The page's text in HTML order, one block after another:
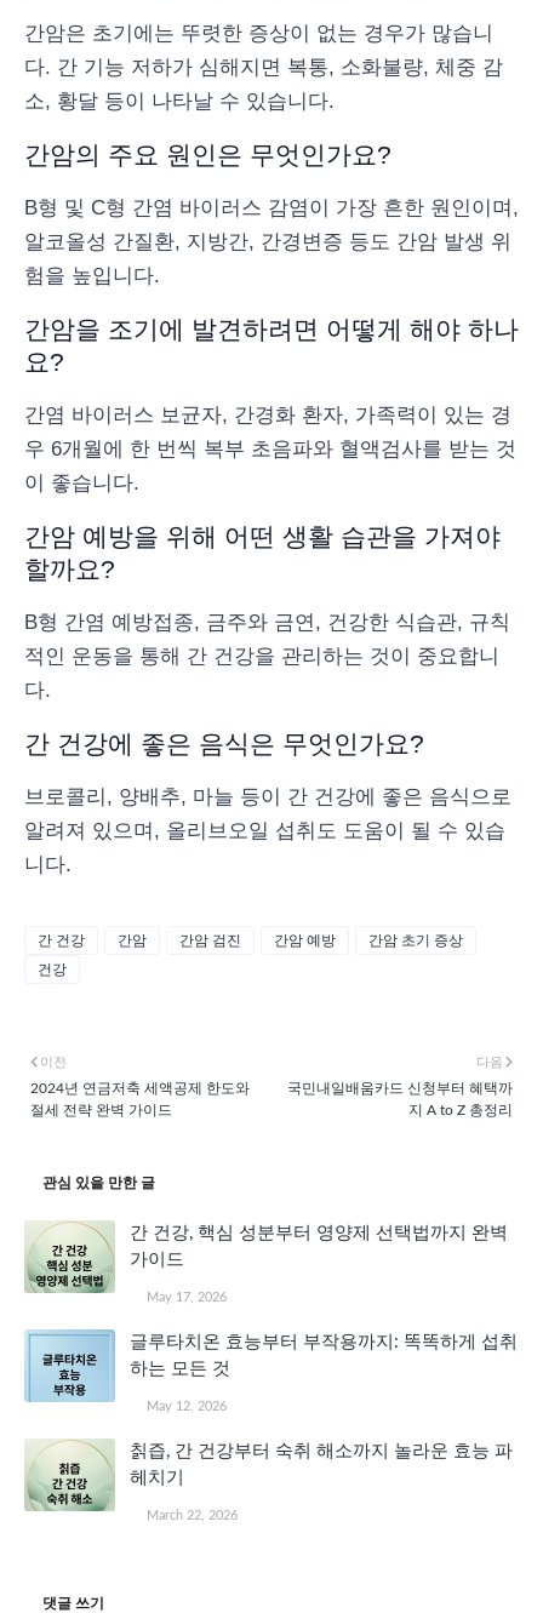
간암은 초기에는 뚜렷한 증상이 없는 경우가 많습니
다. 간 기능 저하가 심해지면 복통, 소화불량, 체중 감
소, 황달 등이 나타날 수 있습니다.
간암의 주요 원인은 무엇인가요?
B형 및 C형 간염 바이러스 감염이 가장 흔한 원인이며,
알코올성 간질환, 지방간, 간경변증 등도 간암 발생 위
험을 높입니다.
간암을 조기에 발견하려면 어떻게 해야 하나
요?
간염 바이러스 보균자, 간경화 환자, 가족력이 있는 경
우 6개월에 한 번씩 복부 초음파와 혈액검사를 받는 것
이 좋습니다.
간암 예방을 위해 어떤 생활 습관을 가져야
할까요?
B형 간염 예방접종, 금주와 금연, 건강한 식습관, 규칙
적인 운동을 통해 간 건강을 관리하는 것이 중요합니
다.
간 건강에 좋은 음식은 무엇인가요?
브로콜리, 양배추, 마늘 등이 간 건강에 좋은 음식으로
알려져 있으며, 올리브오일 섭취도 도움이 될 수 있습
니다.
간 건강 간암 간암 검진 간암 예방
간암 초기 증상
건강
다음
국민내일배움카드 신청부터 혜택까
지 A to Z 총정리
이전
2024년 연금저축 세액공제 한도와
절세 전략 완벽 가이드
관심 있을 만한 글
간 건강, 핵심 성분부터 영양제 선택법까지 완벽
가이드
May 17, 2026
글루타치온 효능부터 부작용까지: 똑똑하게 섭취
하는 모든 것
May 12, 2026
칡즙, 간 건강부터 숙취 해소까지 놀라운 효능 파
헤치기
March 22, 2026
댓글 쓰기